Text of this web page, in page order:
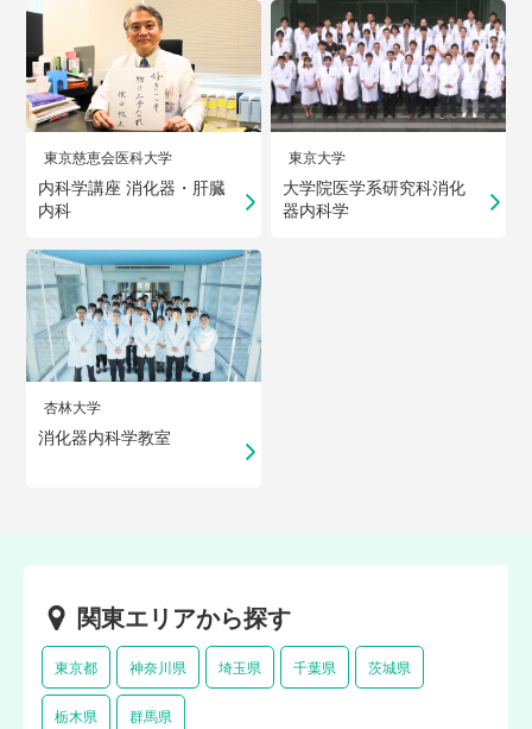
東京慈恵会医科大学
内科学講座 消化器・肝臓
内科
東京大学
大学院医学系研究科消化
器内科学
杏林大学
消化器内科学教室
関東エリアから探す
東京都 神奈川県 埼玉県 千葉県 茨城県
栃木県 群馬県